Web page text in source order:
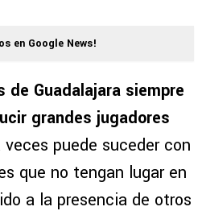
en Google News!
de Guadalajara siempre
grandes jugadores
veces puede suceder con
que no tengan lugar en
a la presencia de otros